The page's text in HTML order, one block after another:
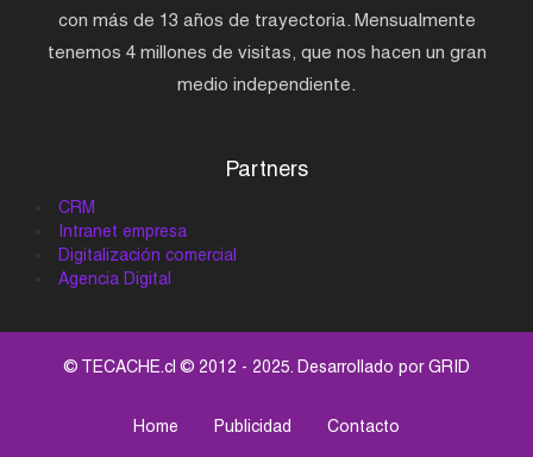
con más de 13 años de trayectoria. Mensualmente
tenemos 4 millones de visitas, que nos hacen un gran
medio independiente.
Partners
CRM
Intranet empresa
Digitalización comercial
Agencia Digital
© TECACHE.cl © 2012 - 2025. Desarrollado porGRID
Home Publicidad Contacto